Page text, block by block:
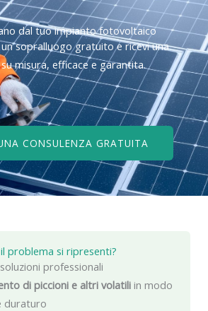
dal tuo impianto fotovoltaico
sopralluogo gratuito e ricevi una
misura, efficace e garantita.
CONSULENZA GRATUITA
problema si ripresenti?
professionali
di piccioni e altri volatili in modo
duraturo